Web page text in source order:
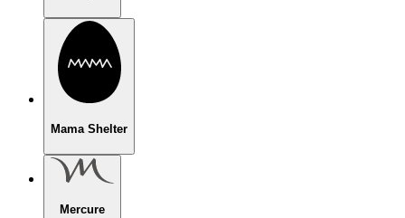
Mama Shelter
Mercure